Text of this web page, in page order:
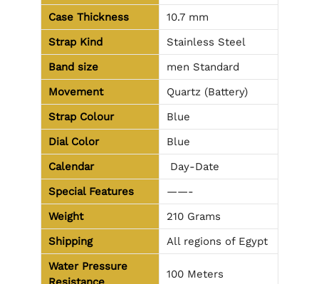
Case Thickness
10.7 mm
Strap Kind
Stainless Steel
Band size
men Standard
Movement
Quartz (Battery)
Strap Colour
Blue
Dial Color
Blue
Calendar
Day-Date
Special Features
——-
Weight
210 Grams
Shipping
All regions of Egypt
Water Pressure
100 Meters